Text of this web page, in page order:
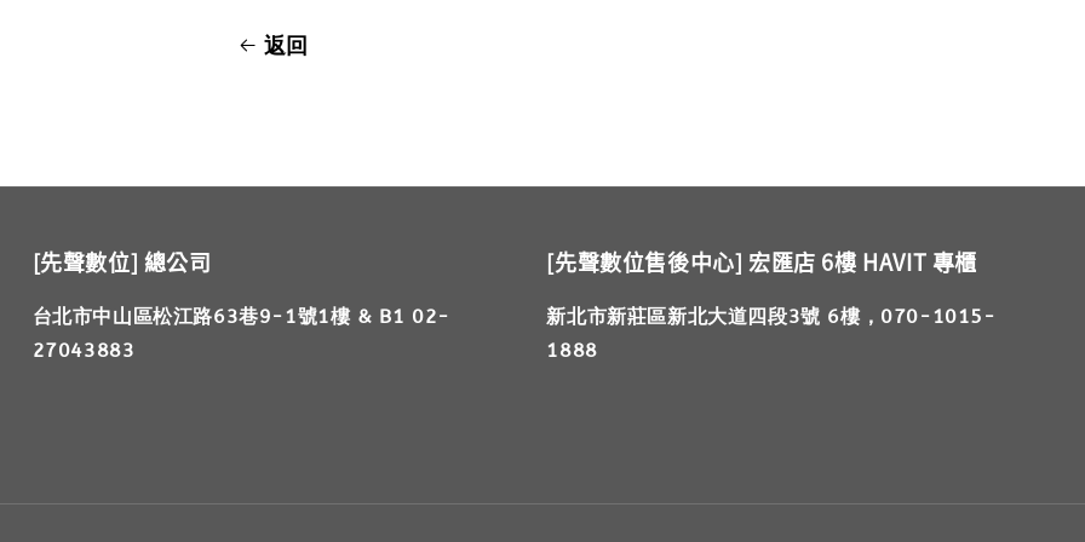
返回
[先聲數位] 總公司
台北市中山區松江路63巷9-1號1樓 & B1 02-
27043883
[先聲數位售後中心] 宏匯店 6樓 HAVIT 專櫃
新北市新莊區新北大道四段3號 6樓，070-1015-
1888